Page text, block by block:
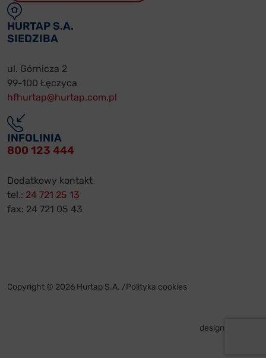
HURTAP S.A.
SIEDZIBA
ul. Górnicza 2
99-100 Łęczyca
hfhurtap@hurtap.com.pl
INFOLINIA
800 123 444
Dodatkowy kontakt
tel.: 24 721 25 13
fax: 24 721 05 43
Copyright © 2026 Hurtap S.A. /Polityka cookies
design by